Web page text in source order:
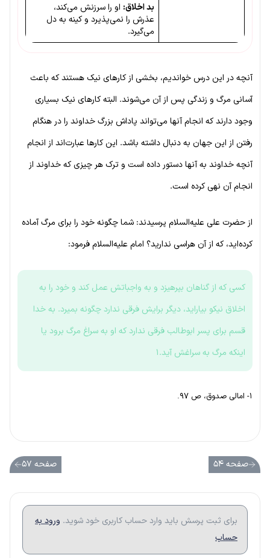
بد اخلاق: او را سرزنش می‌کند،
عذرش را نمی‌پذیرد و کینه به دل
می‌گیرد.
آنچه در این درس خواندیم، بخشی از کارهای نیک هستند که باعث
آسانی مرگ و زندگی پس از آن می‌شوند. البته کارهای نیک بسیاری
وجود دارند که انجام آنها می‌تواند پاداش بزرگ خداوند را در هنگام
رفتن از این جهان به دنبال داشته باشد. این کارها عبارت‌اند از انجام
آنچه خداوند به آنها دستور داده است و ترک هر چیزی که خداوند از
انجام آن نهی کرده است.
از حضرت علی علیه‌السلام پرسیدند: شما چگونه خود را برای مرگ آماده
کرده‌اید، که از آن هراسی ندارید؟ امام علیه‌السلام فرمود:
کسی که از گناهان بپرهیزد و به واجباتش عمل کند و خود را به
اخلاق نیکو بیاراید، دیگر برایش فرقی ندارد چگونه بمیرد. به خدا
قسم برای پسر ابوطالب فرقی ندارد که او به سراغ مرگ برود یا
اینکه مرگ به سراغش آید.۱
۱- امالی صدوق، ص ۹۷.
صفحه ۵۴ صفحه ۵۷
برای ثبت پرسش باید وارد حساب کاربری خود شوید. ورود به
حساب